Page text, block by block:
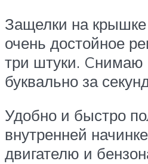
Защелки на
очень достойное
три штуки.
буквально за
Удобно и быстро
внутренней
двигателю и